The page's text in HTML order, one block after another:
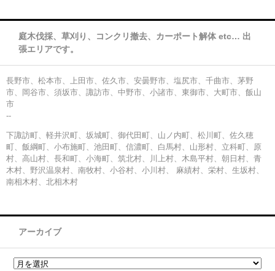
庭木伐採、草刈り、コンクリ撤去、カーポート解体 etc… 出
張エリアです。
長野市、松本市、上田市、佐久市、安曇野市、塩尻市、千曲市、茅野
市、岡谷市、須坂市、諏訪市、中野市、小諸市、東御市、大町市、飯山
市
--
下諏訪町、軽井沢町、坂城町、御代田町、山ノ内町、松川町、佐久穂
町、飯綱町、小布施町、池田町、信濃町、白馬村、山形村、立科町、原
村、高山村、長和町、小海町、筑北村、川上村、木島平村、朝日村、青
木村、野沢温泉村、南牧村、小谷村、小川村、 麻績村、栄村、生坂村、
南相木村、北相木村
アーカイブ